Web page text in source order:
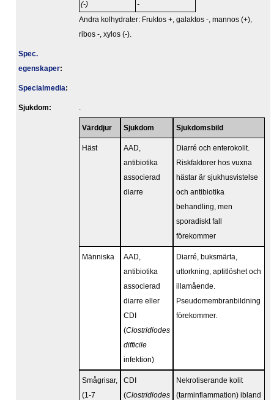
(-) -
Andra kolhydrater: Fruktos +, galaktos -, mannos (+),
ribos -, xylos (-).
Spec.
egenskaper:
Specialmedia:
Sjukdom:
Värddjur Sjukdom Sjukdomsbild
Häst
AAD,
antibiotika
associerad
diarre
Diarré och enterokolit.
Riskfaktorer hos vuxna
hästar är sjukhusvistelse
och antibiotika
behandling, men
sporadiskt fall
förekommer
Människa
AAD,
antibiotika
associerad
diarre eller
CDI
(Clostridiodes
difficile
infektion)
Diarré, buksmärta,
uttorkning, aptitlöshet och
illamående.
Pseudomembranbildning
förekommer.
Smågrisar,
(1-7
CDI
(Clostridiodes
Nekrotiserande kolit
(tarminflammation) ibland